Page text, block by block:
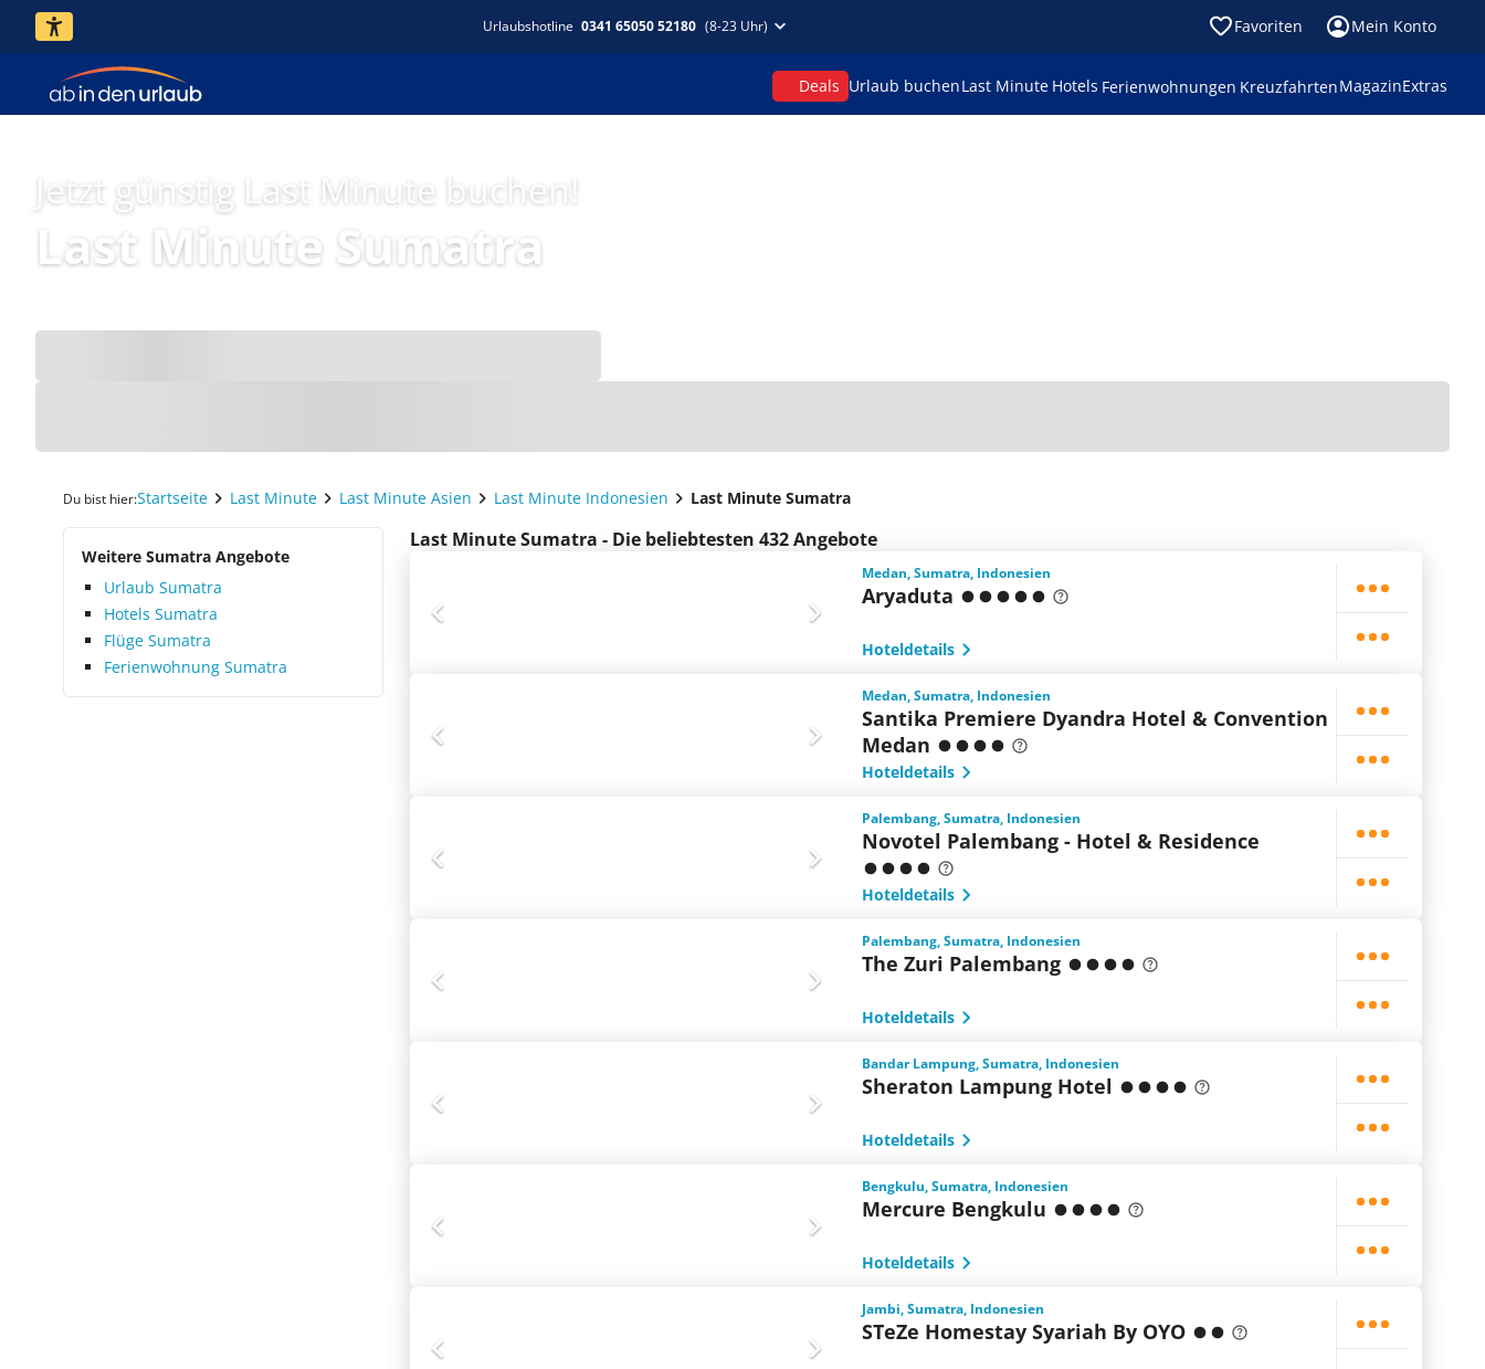
Urlaubshotline 0341 65050 52180 (8-23 Uhr) Favoriten Mein Konto
Deals Urlaub buchenLast Minute Hotels Ferienwohnungen KreuzfahrtenMagazinExtras
Jetzt günstig Last Minute buchen!
Last Minute Sumatra
Du bist hier:Startseite Last Minute Last Minute Asien Last Minute Indonesien Last Minute Sumatra
Weitere Sumatra Angebote
Urlaub Sumatra
Hotels Sumatra
Flüge Sumatra
Ferienwohnung Sumatra
Last Minute Sumatra - Die beliebtesten 432 Angebote
Medan, Sumatra, Indonesien
Aryaduta
Hoteldetails
Medan, Sumatra, Indonesien
Santika Premiere Dyandra Hotel & Convention
Medan
Hoteldetails
Palembang, Sumatra, Indonesien
Novotel Palembang - Hotel & Residence
Hoteldetails
Palembang, Sumatra, Indonesien
The Zuri Palembang
Hoteldetails
Bandar Lampung, Sumatra, Indonesien
Sheraton Lampung Hotel
Hoteldetails
Bengkulu, Sumatra, Indonesien
Mercure Bengkulu
Hoteldetails
Jambi, Sumatra, Indonesien
STeZe Homestay Syariah By OYO